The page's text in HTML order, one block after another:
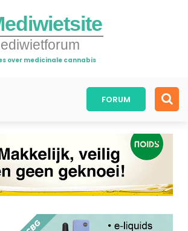
over medicinale cannabis
FORUM